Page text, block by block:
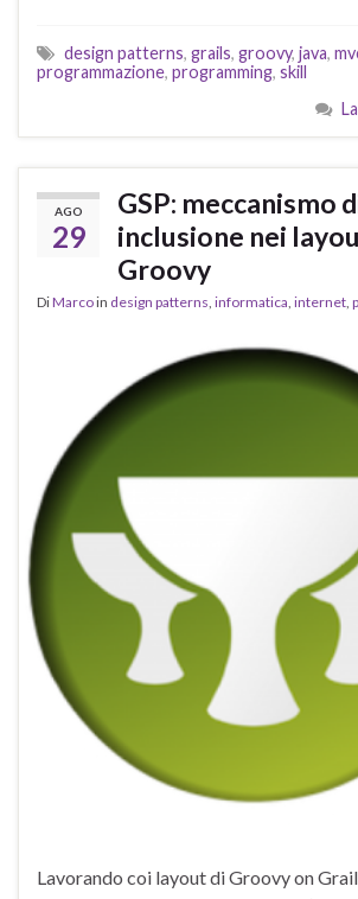
design patterns, grails, groovy, java,
programmazione, programming, skill
AGO
29
GSP: meccanismo
inclusione nei
Groovy
DiMarcoin design patterns, informatica, internet,
Lavorando coi layout di Groovy on